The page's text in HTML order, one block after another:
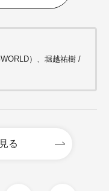
）、堀越祐樹 /
る